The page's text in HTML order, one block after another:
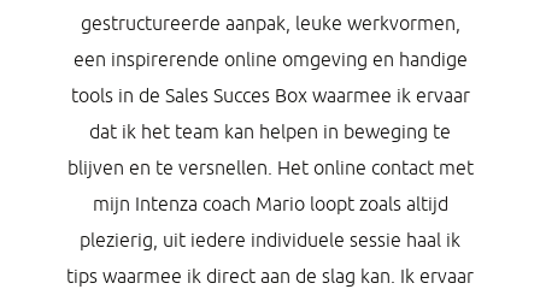
gestructureerde aanpak, leuke werkvormen,
een inspirerende online omgeving en handige
tools in de Sales Succes Box waarmee ik ervaar
dat ik het team kan helpen in beweging te
blijven en te versnellen. Het online contact met
mijn Intenza coach Mario loopt zoals altijd
plezierig, uit iedere individuele sessie haal ik
tips waarmee ik direct aan de slag kan. Ik ervaar